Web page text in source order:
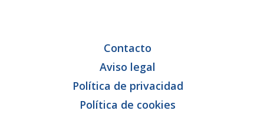
Contacto
Aviso legal
Política de privacidad
Política de cookies